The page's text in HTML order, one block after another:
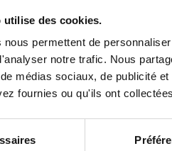
utilise des cookies.
nous permettent de
notre trafic. Nous
médias sociaux, de publicité
fournies ou qu'ils ont